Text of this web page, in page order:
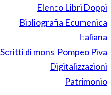
Elenco Libri Doppi
Bibliografia Ecumenica
Italiana
Scritti di mons. Pompeo Piva
Digitalizzazioni
Patrimonio